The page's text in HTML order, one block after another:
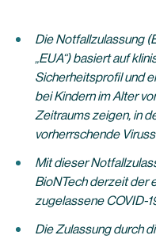
Die Notfallzulassung
„EUA“) basiert auf
Sicherheitsprofil und
bei Kindern im Alter
Zeitraums zeigen, in
vorherrschende
Mit dieser
BioNTech derzeit der
zugelassene COVID-
Die Zulassung durch